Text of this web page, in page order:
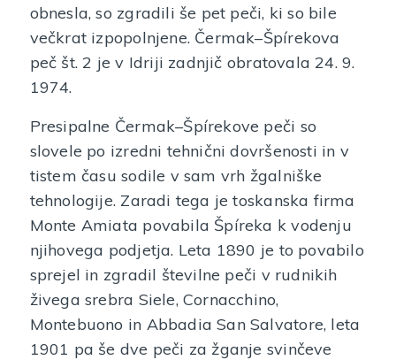
obnesla, so zgradili še pet peči, ki so bile
večkrat izpopolnjene. Čermak–Špírekova
peč št. 2 je v Idriji zadnjič obratovala 24. 9.
1974.
Presipalne Čermak–Špírekove peči so
slovele po izredni tehnični dovršenosti in v
tistem času sodile v sam vrh žgalniške
tehnologije. Zaradi tega je toskanska firma
Monte Amiata povabila Špíreka k vodenju
njihovega podjetja. Leta 1890 je to povabilo
sprejel in zgradil številne peči v rudnikih
živega srebra Siele, Cornacchino,
Montebuono in Abbadia San Salvatore, leta
1901 pa še dve peči za žganje svinčeve